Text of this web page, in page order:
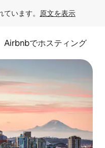
います。 原文を表示
Airbnbでホスティング